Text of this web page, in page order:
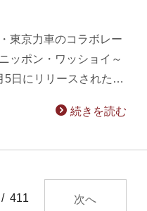
東京力車のコラボレー
ッポン・ワッショイ～
5日にリリースされた…
続きを読む
411 次へ